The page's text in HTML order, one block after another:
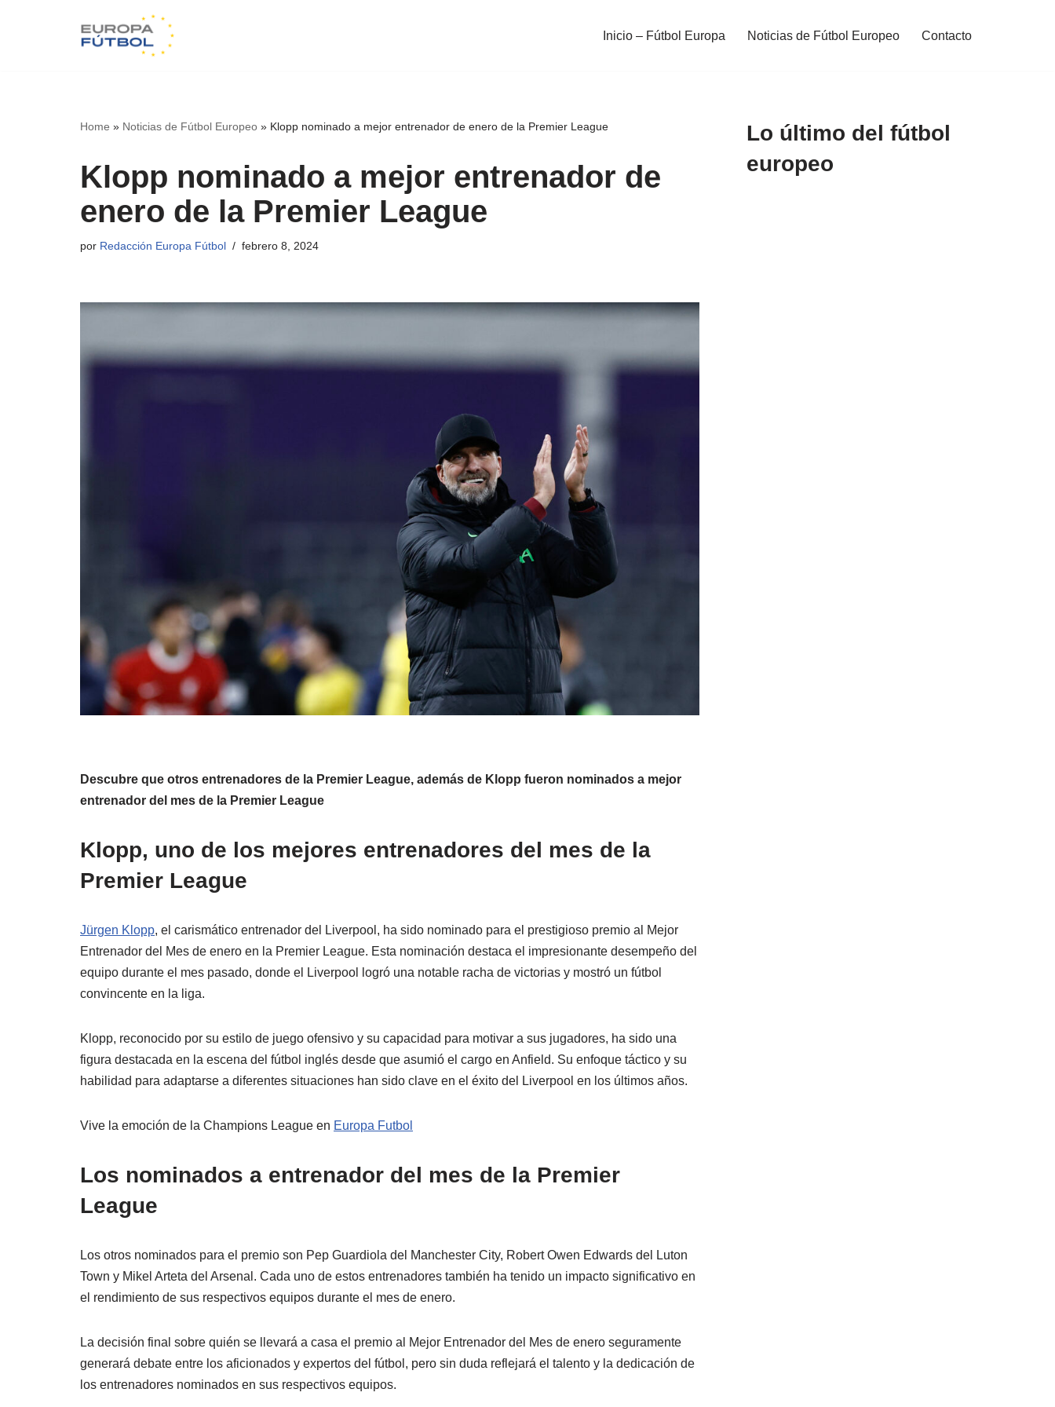
Inicio – Fútbol Europa Noticias de Fútbol Europeo Contacto
Home » Noticias de Fútbol Europeo » Klopp nominado a mejor entrenador de enero de la Premier League
Klopp nominado a mejor entrenador de
enero de la Premier League
por Redacción Europa Fútbol febrero 8, 2024
Descubre que otros entrenadores de la Premier League, además de Klopp fueron nominados a mejor
entrenador del mes de la Premier League
Klopp, uno de los mejores entrenadores del mes de la
Premier League
Jürgen Klopp, el carismático entrenador del Liverpool, ha sido nominado para el prestigioso premio al Mejor
Entrenador del Mes de enero en la Premier League. Esta nominación destaca el impresionante desempeño del
equipo durante el mes pasado, donde el Liverpool logró una notable racha de victorias y mostró un fútbol
convincente en la liga.
Klopp, reconocido por su estilo de juego ofensivo y su capacidad para motivar a sus jugadores, ha sido una
figura destacada en la escena del fútbol inglés desde que asumió el cargo en Anfield. Su enfoque táctico y su
habilidad para adaptarse a diferentes situaciones han sido clave en el éxito del Liverpool en los últimos años.
Vive la emoción de la Champions League en Europa Futbol
Los nominados a entrenador del mes de la Premier
League
Los otros nominados para el premio son Pep Guardiola del Manchester City, Robert Owen Edwards del Luton
Town y Mikel Arteta del Arsenal. Cada uno de estos entrenadores también ha tenido un impacto significativo en
el rendimiento de sus respectivos equipos durante el mes de enero.
La decisión final sobre quién se llevará a casa el premio al Mejor Entrenador del Mes de enero seguramente
generará debate entre los aficionados y expertos del fútbol, pero sin duda reflejará el talento y la dedicación de
los entrenadores nominados en sus respectivos equipos.
Lo último del fútbol
europeo